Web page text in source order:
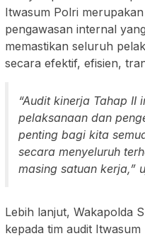
Itwasum Polri
pengawasan internal
memastikan seluruh
secara efektif, efisien,
“Audit kinerja Tahap
pelaksanaan dan
penting bagi kita
secara menyeluruh
masing satuan kerja,”
Lebih lanjut, Wakapolda
kepada tim audit